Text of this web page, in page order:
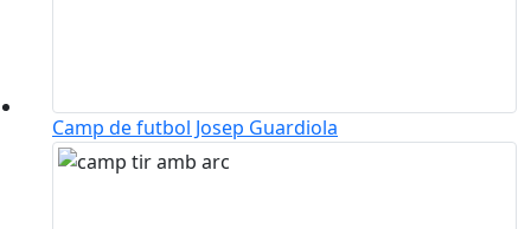
Camp de futbol Josep Guardiola